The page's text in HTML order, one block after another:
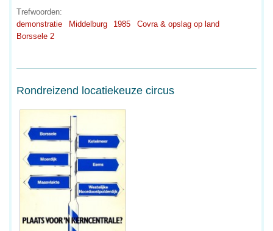
Trefwoorden:
demonstratie
Middelburg 1985
Covra & opslag op land
Borssele 2
Rondreizend locatiekeuze circus